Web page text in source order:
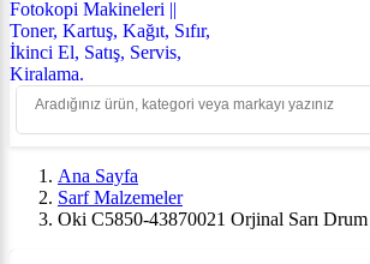
Ana Sayfa
Sarf Malzemeler
Oki C5850-43870021 Orjinal Sarı